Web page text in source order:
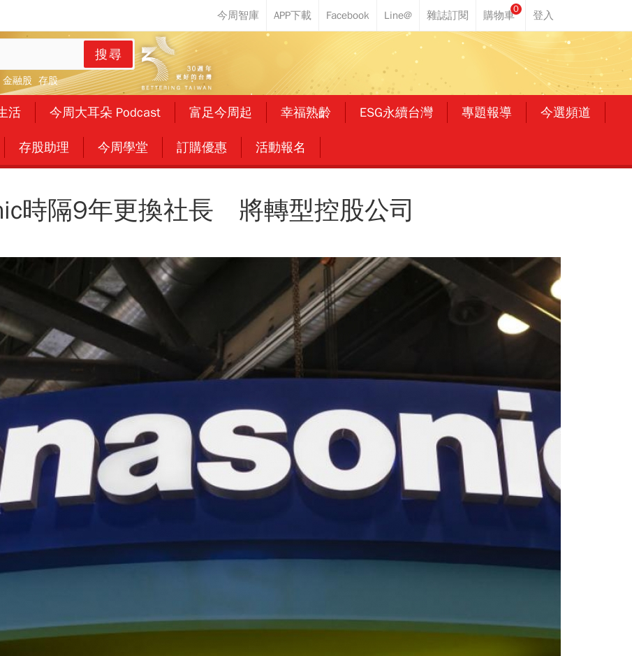
0
搜尋
金融股 存股
活 今周大耳朵 Podcast 富足今周起 幸福熟齡 ESG永續台灣 專題報導 今選頻道
存股助理 今周學堂 訂購優惠 活動報名
時隔9年更換社長 將轉型控股公司